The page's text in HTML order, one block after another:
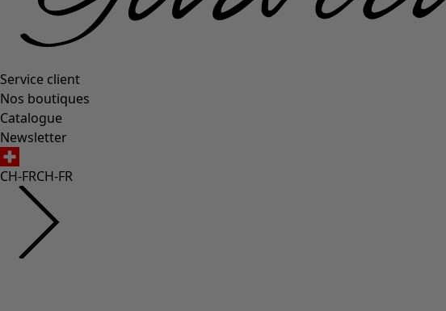
Service client
Nos boutiques
Catalogue
Newsletter
CH-FRCH-FR